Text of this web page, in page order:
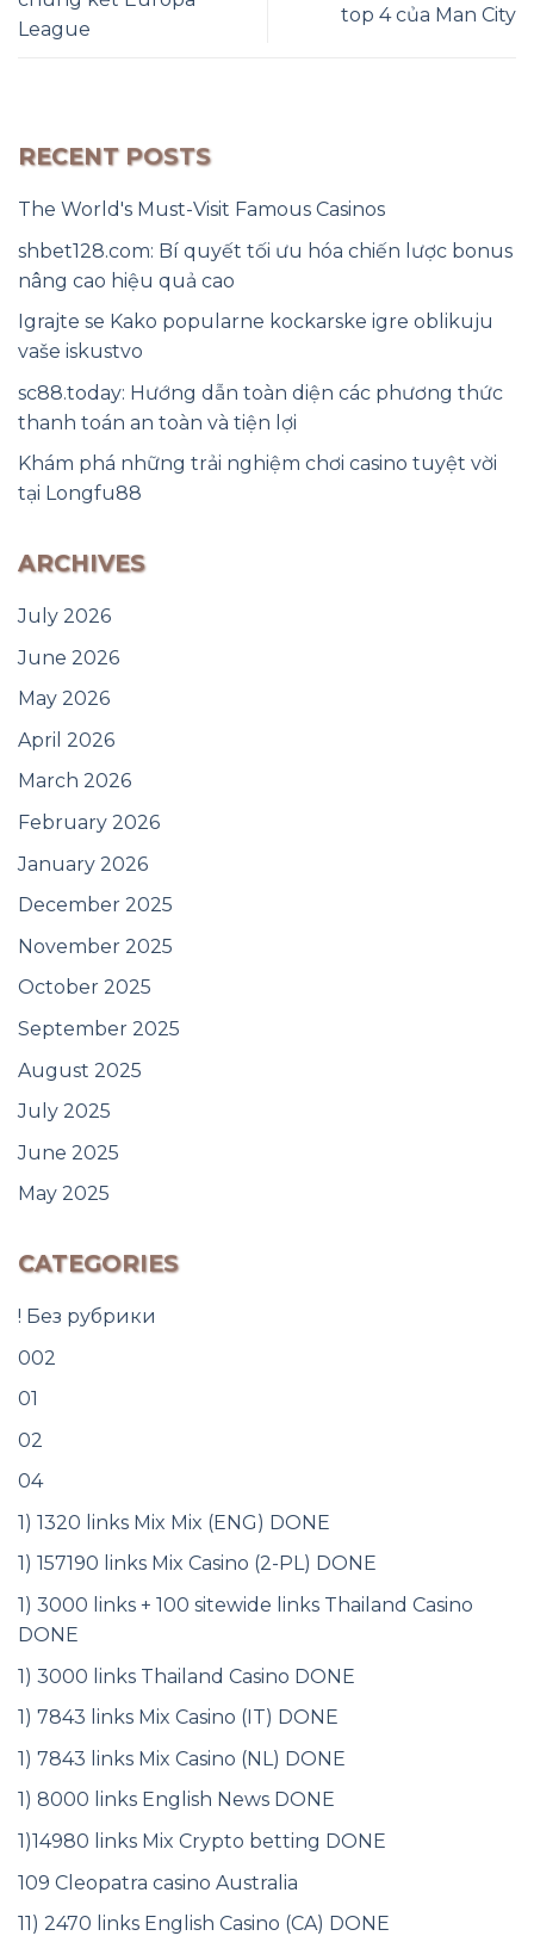
League
top 4 của Man City
RECENT POSTS
The World's Must-Visit Famous Casinos
shbet128.com: Bí quyết tối ưu hóa chiến lược bonus
nâng cao hiệu quả cao
Igrajte se Kako popularne kockarske igre oblikuju
vaše iskustvo
sc88.today: Hướng dẫn toàn diện các phương thức
thanh toán an toàn và tiện lợi
Khám phá những trải nghiệm chơi casino tuyệt vời
tại Longfu88
ARCHIVES
July 2026
June 2026
May 2026
April 2026
March 2026
February 2026
January 2026
December 2025
November 2025
October 2025
September 2025
August 2025
July 2025
June 2025
May 2025
CATEGORIES
! Без рубрики
002
01
02
04
1) 1320 links Mix Mix (ENG) DONE
1) 157190 links Mix Casino (2-PL) DONE
1) 3000 links + 100 sitewide links Thailand Casino
DONE
1) 3000 links Thailand Casino DONE
1) 7843 links Mix Casino (IT) DONE
1) 7843 links Mix Casino (NL) DONE
1) 8000 links English News DONE
1)14980 links Mix Crypto betting DONE
109 Cleopatra casino Australia
11) 2470 links English Casino (CA) DONE